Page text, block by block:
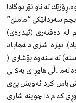
ڕۆژێك له‌ ناو ئۆردوگادا
بچم سه‌ردانێكی “ماملێ‌”
ده‌فته‌ری (ئیداره‌ی)
دیاره‌ شاری مه‌هاباد
له‌ سنه‌وه‌ بۆشاری (
له‌ماڵی هاوڕی یه‌كی
باس كرد ئه‌ویش پێ‌ی
كه‌م دا چوینه‌ شاری